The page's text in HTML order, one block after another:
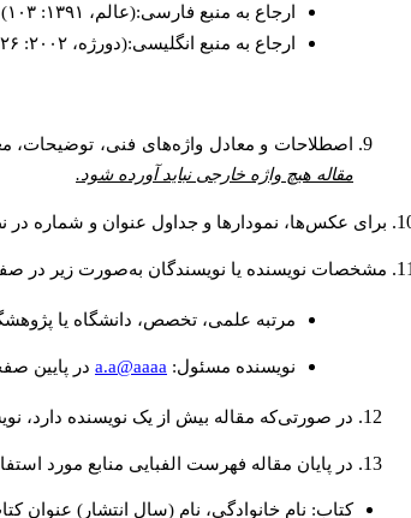
ارجاع به منبع فارسی:(عالم، ۱۳۹۱: ۱۰۳)
ارجاع به منبع انگلیسی:(دورژه، ۲۰۰۲: ۳۲۶-۳۲۷)
اصطلاحات و معادل واژه‌های فنی، توضیحات،
مقاله هیچ واژه خارجی نباید آورده شود.
برای عکس‌ها، نمودارها و جداول عنوان و شماره در
مشخصات نویسنده یا نویسندگان به‌صورت زیر در
مرتبه علمی، تخصص، دانشگاه یا
نويسنده مسئول: a.a@aaaa در پايين
در صورتی‌که مقاله بیش از یک نویسنده
در پایان مقاله فهرست الفبایی منابع مورد
کتاب: نام خانوادگی، نام (سال انتشار) عنوان